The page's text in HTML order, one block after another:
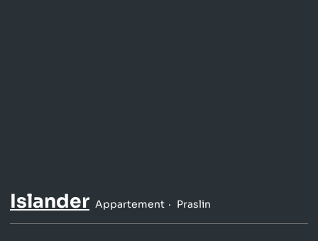
Islander Appartement Praslin